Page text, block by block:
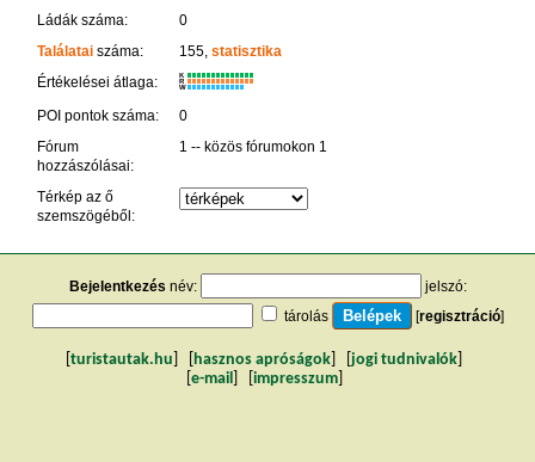
Ládák száma:
0
Találataiszáma: 155, statisztika
Értékelései átlaga:
K
R
W
POI pontok száma:
0
Fórum
hozzászólásai:
1 -- közös fórumokon 1
Térkép az ő
szemszögéből:
Bejelentkezés név:
jelszó:
tárolás
[regisztráció]
turistautak.hu hasznos apróságok jogi tudnivalók
e-mail impresszum]